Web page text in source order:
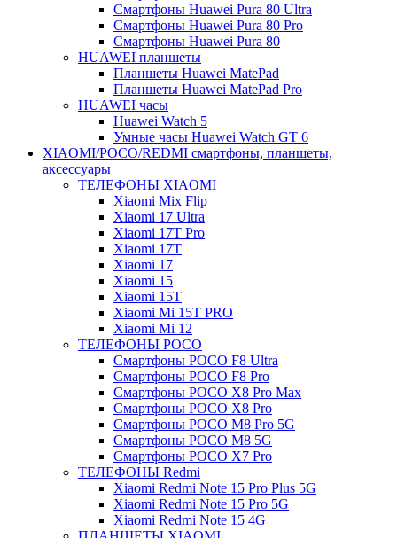
Смартфоны Huawei Pura 80 Ultra
Смартфоны Huawei Pura 80 Pro
Смартфоны Huawei Pura 80
HUAWEI планшеты
Планшеты Huawei MatePad
Планшеты Huawei MatePad Pro
HUAWEI часы
Huawei Watch 5
Умные часы Huawei Watch GT 6
XIAOMI/POCO/REDMI cмартфоны, планшеты,
аксессуары
ТЕЛЕФОНЫ XIAOMI
Xiaomi Mix Flip
Xiaomi 17 Ultra
Xiaomi 17T Pro
Xiaomi 17T
Xiaomi 17
Xiaomi 15
Xiaomi 15T
Xiaomi Mi 15T PRO
Xiaomi Mi 12
ТЕЛЕФОНЫ POCO
Смартфоны POCO F8 Ultra
Смартфоны POCO F8 Pro
Смартфоны POCO X8 Pro Max
Смартфоны POCO X8 Pro
Смартфоны POCO M8 Pro 5G
Смартфоны POCO M8 5G
Смартфоны POCO X7 Pro
ТЕЛЕФОНЫ Redmi
Xiaomi Redmi Note 15 Pro Plus 5G
Xiaomi Redmi Note 15 Pro 5G
Xiaomi Redmi Note 15 4G